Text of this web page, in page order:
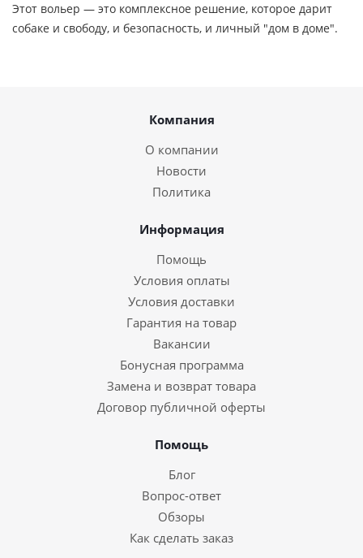
Этот вольер — это комплексное решение, которое дарит
собаке и свободу, и безопасность, и личный "дом в доме".
Компания
О компании
Новости
Политика
Информация
Помощь
Условия оплаты
Условия доставки
Гарантия на товар
Вакансии
Бонусная программа
Замена и возврат товара
Договор публичной оферты
Помощь
Блог
Вопрос-ответ
Обзоры
Как сделать заказ